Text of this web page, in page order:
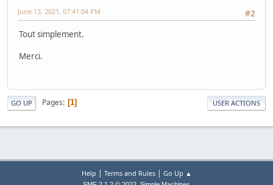
#2
June 13, 2021, 07:41:04 PM
Tout simplement.
Merci.
GO UP Pages 1 USER ACTIONS
Help | Terms and Rules| Go Up ▲